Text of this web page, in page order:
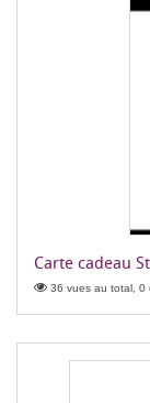
Carte cadeau
36 vues au total, 0